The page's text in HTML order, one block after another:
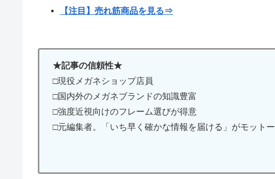
【注目】売れ筋商品を見る⇒
★記事の信頼性★
□現役メガネショップ店員
□国内外のメガネブランドの知識豊富
□強度近視向けのフレーム選びが得意
□元編集者。「いち早く確かな情報を届ける」がモットー